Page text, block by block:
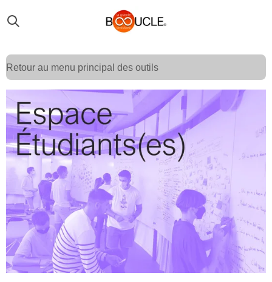
au
principal
Retour au menu principal des outils